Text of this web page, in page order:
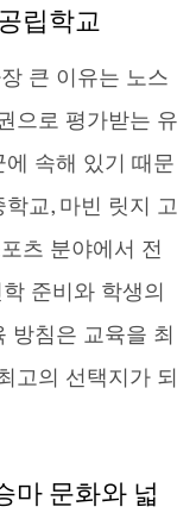
립학교
큰 이유는 노스
으로 평가받는 유
속해 있기 때문
교, 마빈 릿지 고
츠 분야에서 전
준비와 학생의
방침은 교육을 최
고의 선택지가 되
마 문화와 넓